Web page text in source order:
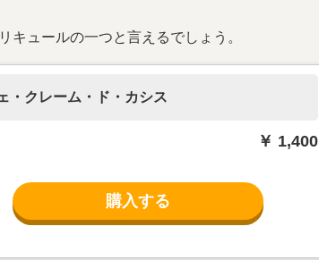
キュールの一つと言えるでしょう。
・クレーム・ド・カシス
￥ 1,400
購入する